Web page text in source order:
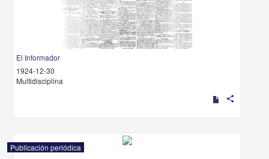
El Informador
1924-12-30
Multidisciplina
share
Publicación periódica